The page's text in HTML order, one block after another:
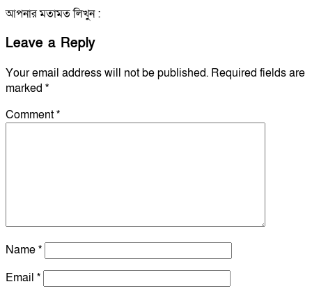
আপনার মতামত লিখুন :
Leave a Reply
Your email address will not be published. Required fields are
marked *
Comment*
Name*
Email *